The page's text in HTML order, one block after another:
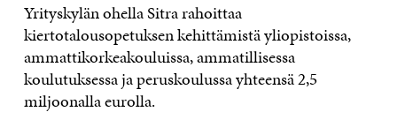
Yrityskylän ohella Sitra rahoittaa
kiertotalousopetuksen kehittämistä yliopistoissa,
ammattikorkeakouluissa, ammatillisessa
koulutuksessa ja peruskoulussa yhteensä 2,5
miljoonalla eurolla.